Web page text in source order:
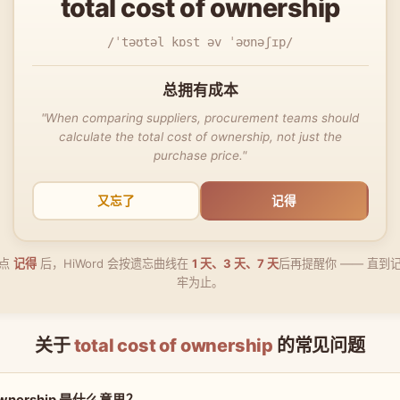
total cost of ownership
/ˈtəʊtəl kɒst əv ˈəʊnəʃɪp/
总拥有成本
"When comparing suppliers, procurement teams should
calculate the total cost of ownership, not just the
purchase price."
又忘了 记得
点 记得 后，HiWord 会按遗忘曲线在 1 天、3 天、7 天后再提醒你 —— 直到
牢为止。
关于total cost of ownership 的常见问题